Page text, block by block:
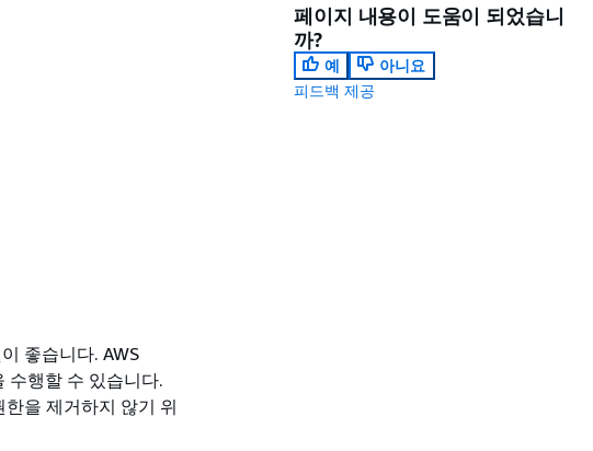
좋습니다. AWS
수행할 수 있습니다.
을 제거하지 않기 위
페이지 내용이 도움이 되었습니
까?
예
아니요
피드백 제공